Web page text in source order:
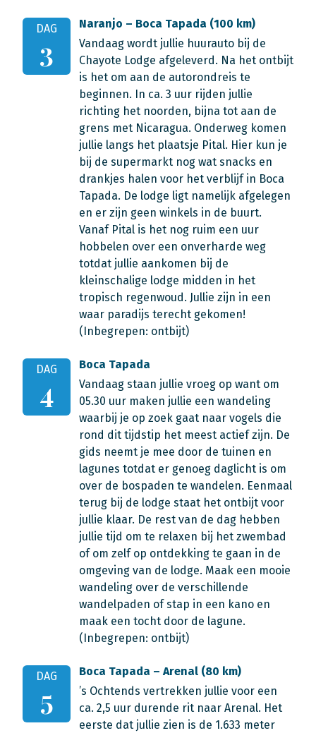
DAG
3
Naranjo – Boca Tapada (100 km)
Vandaag wordt jullie huurauto bij de
Chayote Lodge afgeleverd. Na het ontbijt
is het om aan de autorondreis te
beginnen. In ca. 3 uur rijden jullie
richting het noorden, bijna tot aan de
grens met Nicaragua. Onderweg komen
jullie langs het plaatsje Pital. Hier kun je
bij de supermarkt nog wat snacks en
drankjes halen voor het verblijf in Boca
Tapada. De lodge ligt namelijk afgelegen
en er zijn geen winkels in de buurt.
Vanaf Pital is het nog ruim een uur
hobbelen over een onverharde weg
totdat jullie aankomen bij de
kleinschalige lodge midden in het
tropisch regenwoud. Jullie zijn in een
waar paradijs terecht gekomen!
(Inbegrepen: ontbijt)
DAG
4
Boca Tapada
Vandaag staan jullie vroeg op want om
05.30 uur maken jullie een wandeling
waarbij je op zoek gaat naar vogels die
rond dit tijdstip het meest actief zijn. De
gids neemt je mee door de tuinen en
lagunes totdat er genoeg daglicht is om
over de bospaden te wandelen. Eenmaal
terug bij de lodge staat het ontbijt voor
jullie klaar. De rest van de dag hebben
jullie tijd om te relaxen bij het zwembad
of om zelf op ontdekking te gaan in de
omgeving van de lodge. Maak een mooie
wandeling over de verschillende
wandelpaden of stap in een kano en
maak een tocht door de lagune.
(Inbegrepen: ontbijt)
DAG
5
Boca Tapada – Arenal (80 km)
’s Ochtends vertrekken jullie voor een
ca. 2,5 uur durende rit naar Arenal. Het
eerste dat jullie zien is de 1.633 meter